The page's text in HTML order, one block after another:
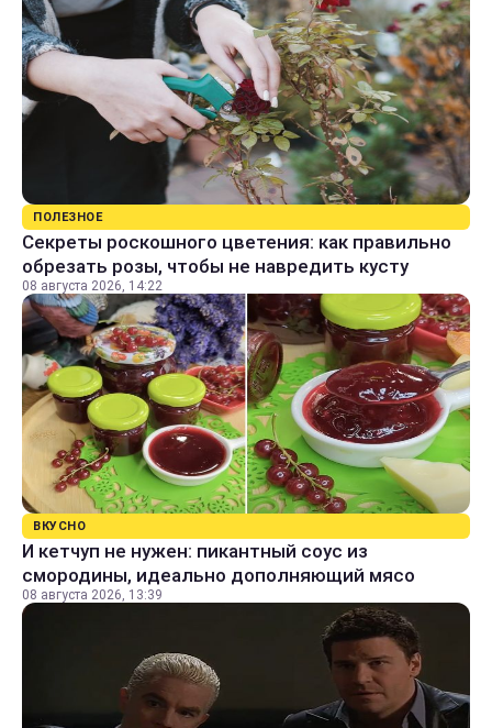
ПОЛЕЗНОЕ
Секреты роскошного цветения: как правильно
обрезать розы, чтобы не навредить кусту
08 августа 2026, 14:22
ВКУСНО
И кетчуп не нужен: пикантный соус из
смородины, идеально дополняющий мясо
08 августа 2026, 13:39